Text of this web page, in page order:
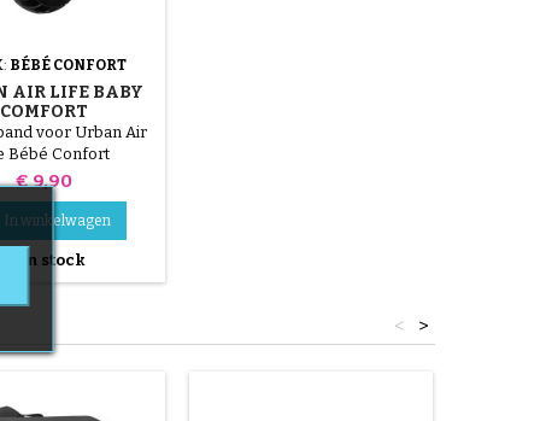
BÉBÉ CONFORT
AIR LIFE BABY
COMFORT
voor Urban Air
Bébé Confort
kinderwagen
Prijs
€ 9,90
In winkelwagen
En stock
>
<